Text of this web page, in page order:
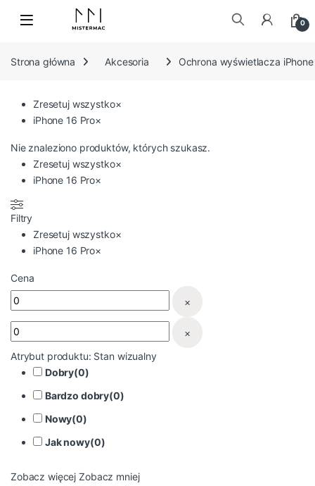
Skip to navigation
0
Strona główna
Akcesoria Ochrona wyświetlacza iPhone
Zresetuj wszystko×
iPhone 16 Pro×
Nie znaleziono produktów, których szukasz.
Zresetuj wszystko×
iPhone 16 Pro×
Filtry
Zresetuj wszystko×
iPhone 16 Pro×
Cena
×
×
Atrybut produktu: Stan wizualny
Dobry(0)
Bardzo dobry(0)
Nowy(0)
Jak nowy(0)
Zobacz więcej Zobacz mniej